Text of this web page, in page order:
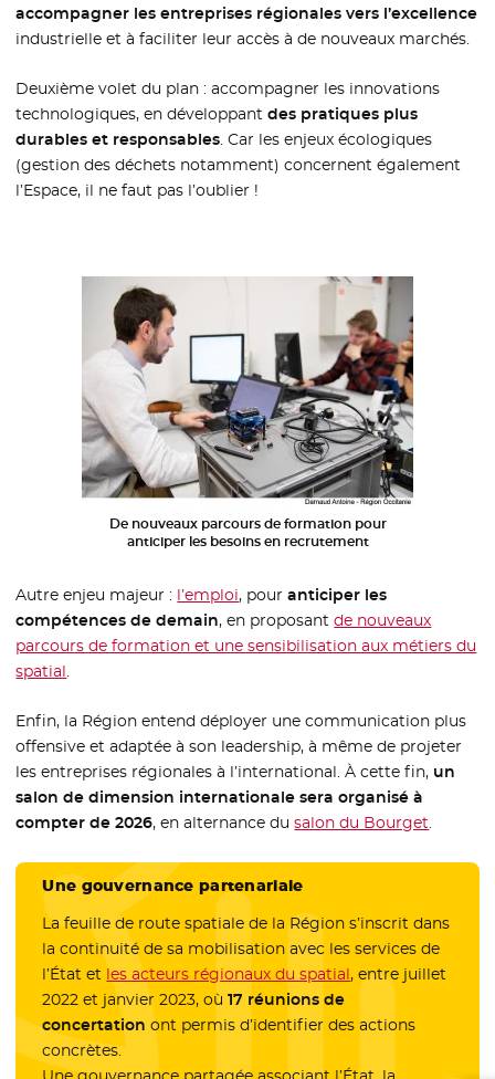
accompagner les entreprises régionales vers l’excellence
industrielle et à faciliter leur accès à de nouveaux marchés.
Deuxième volet du plan : accompagner les innovations
technologiques, en développantdes pratiques plus
durables et responsables. Car les enjeux écologiques
(gestion des déchets notamment) concernent également
l’Espace, il ne faut pas l’oublier !
De nouveaux parcours de formation pour
anticiper les besoins en recrutement
Autre enjeu majeur : l’emploi, pouranticiper les
compétences de demain, en proposantde nouveaux
parcours de formation et une sensibilisation aux métiers du
spatial.
Enfin, la Région entend déployer une communication plus
offensive et adaptée à son leadership, à même de projeter
les entreprises régionales à l’international. À cette fin, un
salon de dimension internationale sera organisé à
compter de 2026, en alternance dusalon du Bourget
Une gouvernance partenariale
La feuille de route spatiale de la Région s’inscrit dans
la continuité de sa mobilisation avec les services de
l’État et les acteurs régionaux du spatial, entre juillet
2022 et janvier 2023, où17 réunions de
concertation ont permis d’identifier des actions
concrètes.